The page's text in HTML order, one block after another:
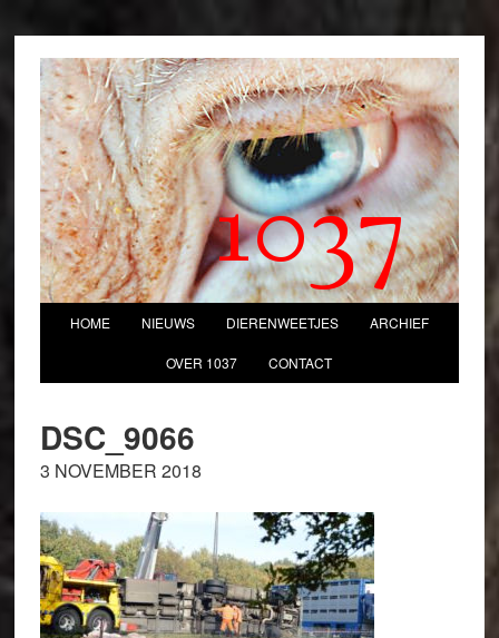
1037
HOME NIEUWS DIERENWEETJES ARCHIEF
OVER 1037 CONTACT
DSC_9066
3 NOVEMBER 2018